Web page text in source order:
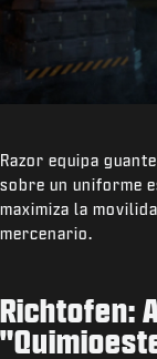
Razor equipa
sobre un uniforme
maximiza la
mercenario.
Richtofen: